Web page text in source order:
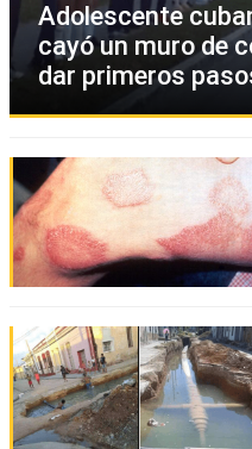
Adolescente
cayó un muro de
dar primeros